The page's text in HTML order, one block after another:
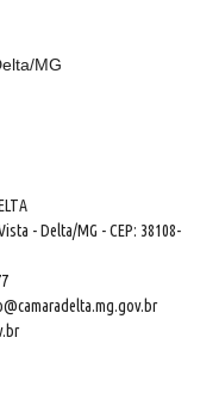
- Delta/MG - CEP: 38108-